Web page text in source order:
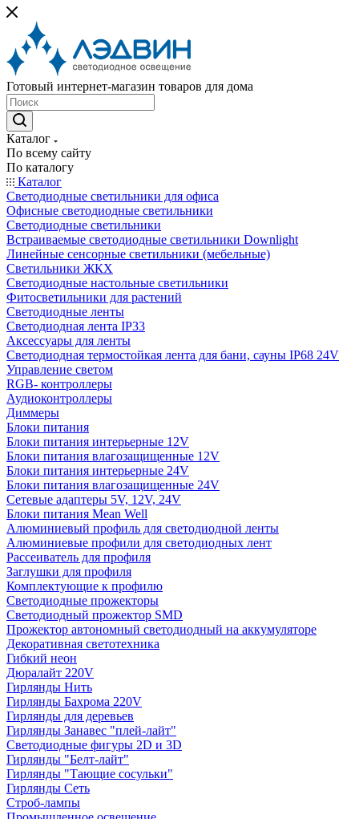
Готовый интернет-магазин товаров для дома
Каталог
По всему сайту
По каталогу
Каталог
Светодиодные светильники для офиса
Офисные светодиодные светильники
Светодиодные светильники
Встраиваемые светодиодные светильники Downlight
Линейные сенсорные светильники (мебельные)
Светильники ЖКХ
Светодиодные настольные светильники
Фитосветильники для растений
Светодиодные ленты
Светодиодная лента IP33
Аксессуары для ленты
Светодиодная термостойкая лента для бани, сауны IP68 24V
Управление светом
RGB- контроллеры
Аудиоконтроллеры
Диммеры
Блоки питания
Блоки питания интерьерные 12V
Блоки питания влагозащищенные 12V
Блоки питания интерьерные 24V
Блоки питания влагозащищенные 24V
Сетевые адаптеры 5V, 12V, 24V
Блоки питания Mean Well
Алюминиевый профиль для светодиодной ленты
Алюминиевые профили для светодиодных лент
Рассеиватель для профиля
Заглушки для профиля
Комплектующие к профилю
Светодиодные прожекторы
Светодиодный прожектор SMD
Прожектор автономный светодиодный на аккумуляторе
Декоративная светотехника
Гибкий неон
Дюралайт 220V
Гирлянды Нить
Гирлянды Бахрома 220V
Гирлянды для деревьев
Гирлянды Занавес "плей-лайт"
Светодиодные фигуры 2D и 3D
Гирлянды "Белт-лайт"
Гирлянды "Тающие сосульки"
Гирлянды Сеть
Строб-лампы